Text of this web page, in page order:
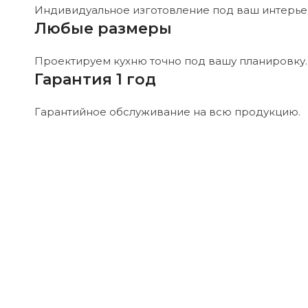
Индивидуальное изготовление под ваш
Любые размеры
Проектируем кухню точно под вашу планировку.
Гарантия 1 год
Гарантийное обслуживание на всю продукцию.